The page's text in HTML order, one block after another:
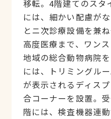
移転。4階建てのスタ
には、細かい配慮が
とニ次診療設備を兼
高度医療まで、ワン
地域の総合動物病院
には、トリミングル
が表示されるディス
合コーナーを設置。
階には、検査機器連